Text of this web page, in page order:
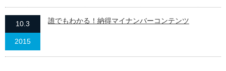
10.3
2015
誰でもわかる！納得マイナンバーコンテンツ